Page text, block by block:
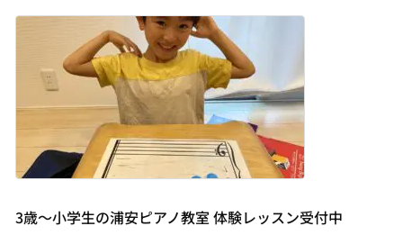
3歳〜小学生の浦安ピアノ教室 体験レッスン受付中